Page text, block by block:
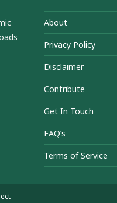
About
Privacy Policy
Disclaimer
Contribute
Get In Touch
FAQ’s
Terms of Service